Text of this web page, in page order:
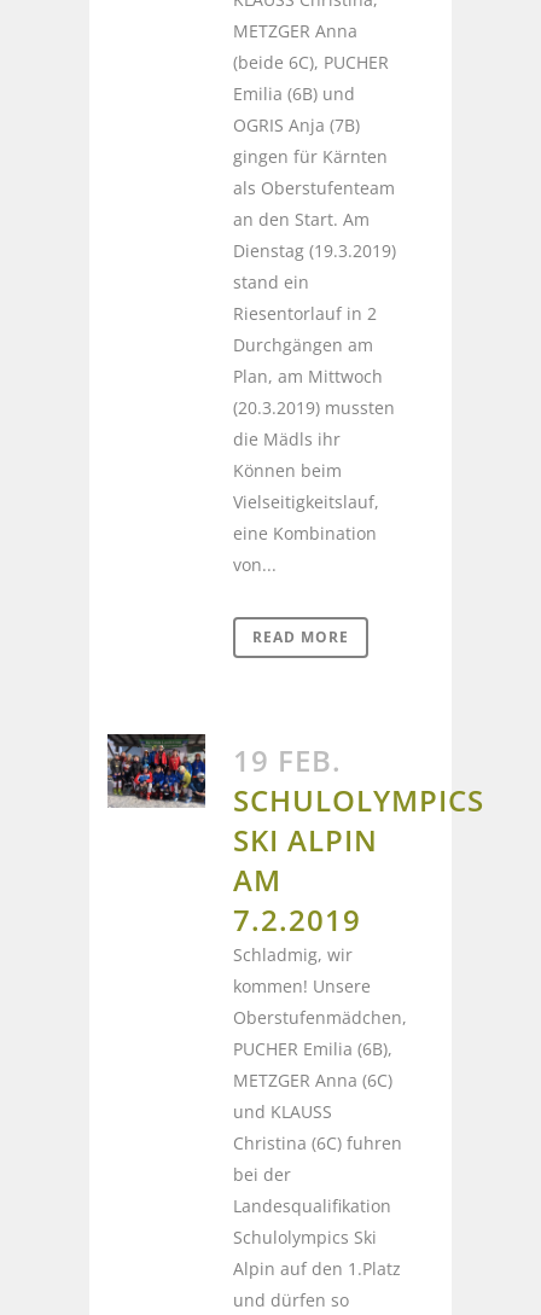
METZGER Anna
(beide 6C), PUCHER
Emilia (6B) und
OGRIS Anja (7B)
gingen für Kärnten
als Oberstufenteam
an den Start. Am
Dienstag (19.3.2019)
stand ein
Riesentorlauf in 2
Durchgängen am
Plan, am Mittwoch
(20.3.2019) mussten
die Mädls ihr
Können beim
Vielseitigkeitslauf,
eine Kombination
von...
READ MORE
19 FEB.
SCHULOLYMPICS
SKI ALPIN
AM
7.2.2019
Schladmig, wir
kommen! Unsere
Oberstufenmädchen,
PUCHER Emilia (6B),
METZGER Anna (6C)
und KLAUSS
Christina (6C) fuhren
bei der
Landesqualifikation
Schulolympics Ski
Alpin auf den 1.Platz
und dürfen so